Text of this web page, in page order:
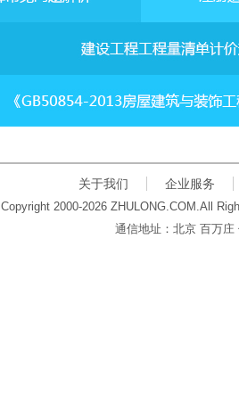
关于我们 企业服务
Copyright 2000-2026 ZHULONG.COM.All
通信地址：北京 百万